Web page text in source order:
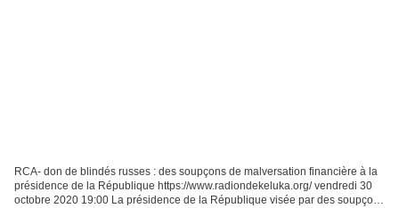
RCA- don de blindés russes : des soupçons de malversation financière à la
présidence de la République https://www.radiondekeluka.org/ vendredi 30
octobre 2020 19:00 La présidence de la République visée par des soupçons